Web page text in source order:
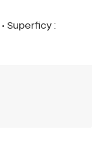
• Superficy :